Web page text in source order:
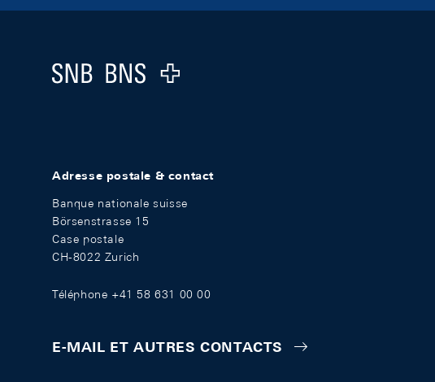
Logo
Adresse postale & contact
Banque nationale suisse
Börsenstrasse 15
Case postale
CH-8022 Zurich
Téléphone +41 58 631 00 00
E-MAIL ET AUTRES CONTACTS